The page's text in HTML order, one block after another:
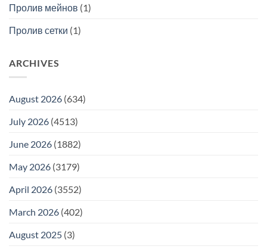
Пролив мейнов (1)
Пролив сетки (1)
ARCHIVES
August 2026 (634)
July 2026 (4513)
June 2026 (1882)
May 2026 (3179)
April 2026 (3552)
March 2026 (402)
August 2025 (3)